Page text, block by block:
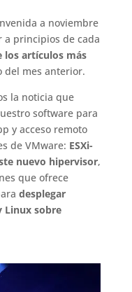
a noviembre
a principios de cada
los artículos más
del mes anterior.
la noticia que
software para
y acceso remoto
de VMware: ESXi-
nuevo hipervisor,
que ofrece
desplegar
Linux sobre